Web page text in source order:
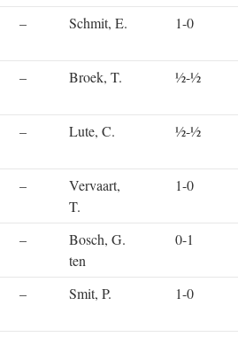
– Schmit, E. 1-0
– Broek, T. ½-½
– Lute, C. ½-½
–
Vervaart,
T.
1-0
–
Bosch, G.
ten
0-1
– Smit, P. 1-0